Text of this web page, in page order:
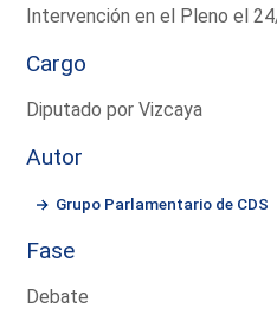
Intervención en el Pleno el
Cargo
Diputado por Vizcaya
Autor
Grupo Parlamentario de CDS
Fase
Debate